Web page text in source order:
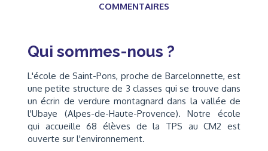
COMMENTAIRES
Qui sommes-nous ?
L'école de Saint-Pons, proche de Barcelonnette, est
une petite structure de 3 classes qui se trouve dans
un écrin de verdure montagnard dans la vallée de
l'Ubaye (Alpes-de-Haute-Provence). Notre école
qui accueille 68 élèves de la TPS au CM2 est
ouverte sur l'environnement.